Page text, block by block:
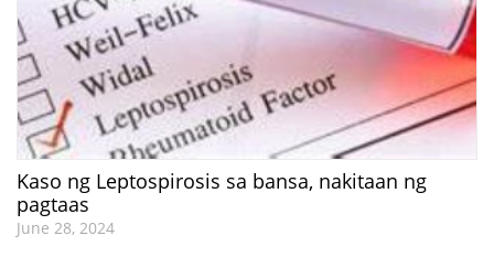
Kaso ng Leptospirosis sa bansa, nakitaan ng
pagtaas
June 28, 2024